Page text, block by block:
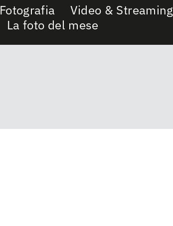
Fotografia Video & Streaming
La foto del mese